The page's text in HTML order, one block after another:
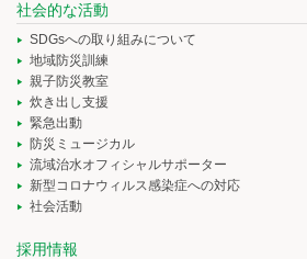
社会的な活動
SDGsへの取り組みについて
地域防災訓練
親子防災教室
炊き出し支援
緊急出動
防災ミュージカル
流域治水オフィシャルサポーター
新型コロナウィルス感染症への対応
社会活動
採用情報